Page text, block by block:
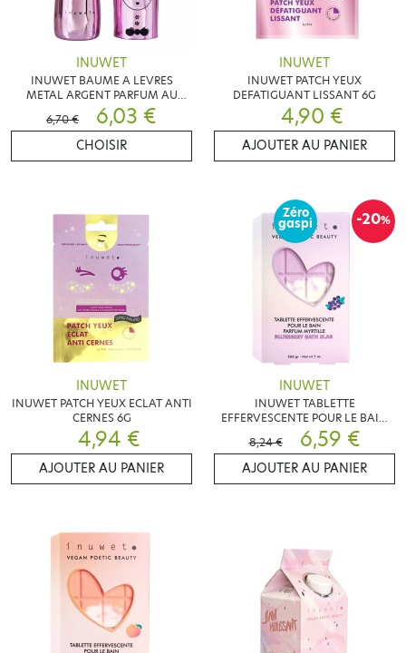
INUWET
INUWET BAUME A LEVRES
METAL ARGENT PARFUM AU
CHOIX
6,70 € 6,03 €
CHOISIR
INUWET
INUWET PATCH YEUX
DEFATIGUANT LISSANT 6G
4,90 €
AJOUTER AU PANIER
INUWET
INUWET PATCH YEUX ECLAT ANTI
CERNES 6G
4,94 €
AJOUTER AU PANIER
-20%
Zéro
gaspi
INUWET
INUWET TABLETTE
EFFERVESCENTE POUR LE BAIN
PARFUM MYRTILLE
8,24 € 6,59 €
AJOUTER AU PANIER